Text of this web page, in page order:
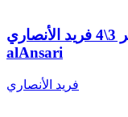
حرمة زواج المسلمة بالكافر 3\4 فريد الأنصاري Farid
alAnsari
فريد الأنصاري